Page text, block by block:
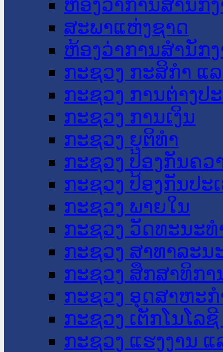
ຫ້ອງວ່າການສໍານັກ
ສະພາແຫ່ງຊາດ
ຫ້ອງວ່າການສຳນັກ
ກະຊວງ ກະສິກຳ ແ
ກະຊວງ ການຕ່າງປ
ກະຊວງ ການເງິນ
ກະຊວງ ຍຸຕິທໍາ
ກະຊວງ ປ້ອງກັນຄວ
ກະຊວງ ປ້ອງກັນປະ
ກະຊວງ ພາຍໃນ
ກະຊວງ ວັດທະນະ
ກະຊວງ ສາທາລະນ
ກະຊວງ ສຶກສາທິກາ
ກະຊວງ ອຸດສາຫະ
ກະຊວງ ເຕັກໂນໂລ
ກະຊວງ ແຮງງານ